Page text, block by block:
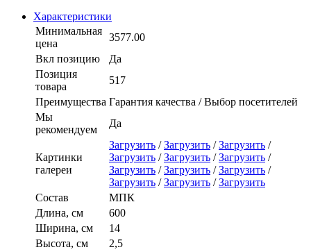
Характеристики
Минимальная
цена
3577.00
Вкл позицию
Да
Позиция
товара
517
Преимущества Гарантия качества / Выбор посетителей
Мы
рекомендуем
Да
Картинки
галереи
Загрузить /Загрузить /Загрузить /
Загрузить /Загрузить /Загрузить /
Загрузить /Загрузить /Загрузить /
Загрузить /Загрузить /Загрузить
Состав
МПК
Длина, см
600
Ширина, см
14
Высота, см
2,5